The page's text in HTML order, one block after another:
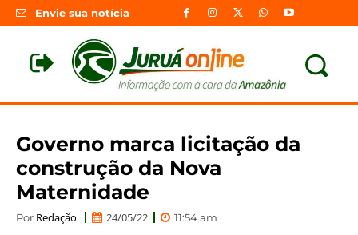
Envie sua notícia
Governo marca licitação da
construção da Nova
Maternidade
Por Redação 24/05/22 11:54 am